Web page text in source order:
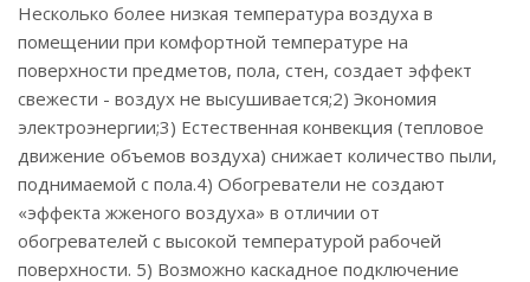
Несколько более низкая температура воздуха в
помещении при комфортной температуре на
поверхности предметов, пола, стен, создает эффект
свежести - воздух не высушивается;2) Экономия
электроэнергии;3) Естественная конвекция (тепловое
движение объемов воздуха) снижает количество пыли,
поднимаемой с пола.4) Обогреватели не создают
«эффекта жженого воздуха» в отличии от
обогревателей с высокой температурой рабочей
поверхности. 5) Возможно каскадное подключение